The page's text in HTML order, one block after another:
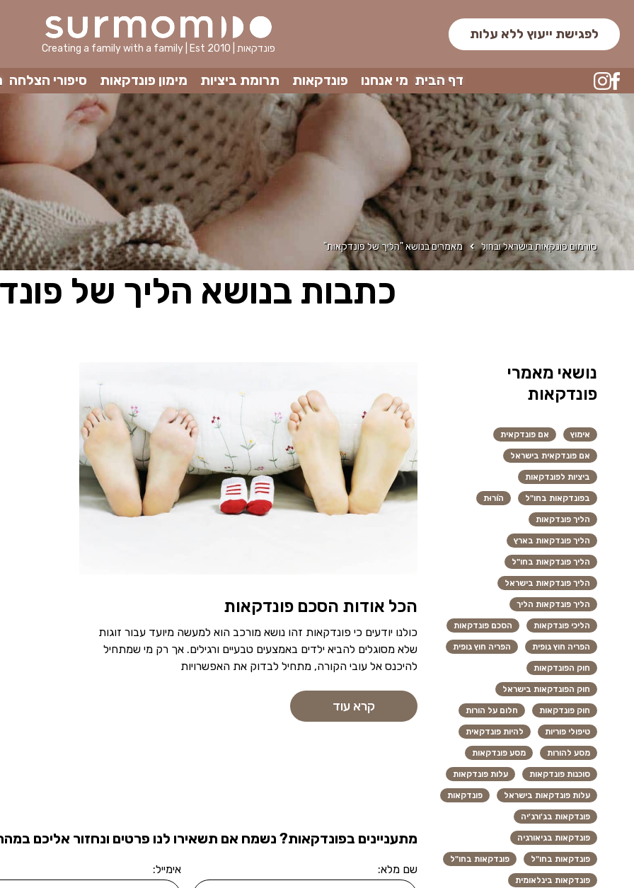
לפגישת ייעוץ ללא עלות
Creating a family with a family | Est 2010 | פונדקאות
דף הבית מי אנחנו פונדקאות תרומת ביציות מימון פונדקאות סיפורי הצלחה
סורמום פונקאות בישראל ובחול מאמרים בנושא "הליך של פונדקאות"
כתבות בנושא הליך של
הכל אודות הסכם פונדקאות
כולנו יודעים כי פונדקאות זהו נושא מורכב הוא למעשה מיועד עבור זוגות
שלא מסוגלים להביא ילדים באמצעים טבעיים ורגילים. אך רק מי שמתחיל
להיכנס אל עובי הקורה, מתחיל לבדוק את האפשרויות
קרא עוד
מתעניינים בפונדקאות? נשמח אם תשאירו לנו פרטים ונחזור אליכם
שם מלא: אימייל:
נושאי מאמרי
פונדקאות
אימוץ אם פונדקאית
אם פונדקאית בישראל
ביציות לפונדקאות
בפונדקאות בחו"ל הוֹרוּת
הליך פונדקאות
הליך פונדקאות בארץ
הליך פונדקאות בחו"ל
הליך פונדקאות בישראל
הליך פונדקאות הליך
הליכי פונדקאות הסכם פונדקאות
הפריה חוץ גופית הפריה חוץ גופית
חוק הפונדקאות
חוק הפונדקאות בישראל
חוק פונדקאות חלום על הורות
טיפולי פוריות להיות פונדקאית
מסע להורות מסע פונדקאות
סוכנות פונדקאות עלות פונדקאות
עלות פונדקאות בישראל פונדקאות
פונדקאות בג'ורג'יה
פונדקאות בגיאורגיה
פונדקאות בחו"ל פונדקאות בחו"ל
פונדקאות בינלאומית